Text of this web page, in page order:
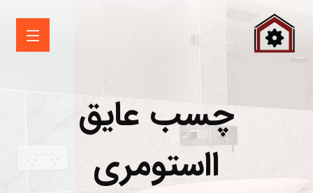
چسب عایق
ااستومری